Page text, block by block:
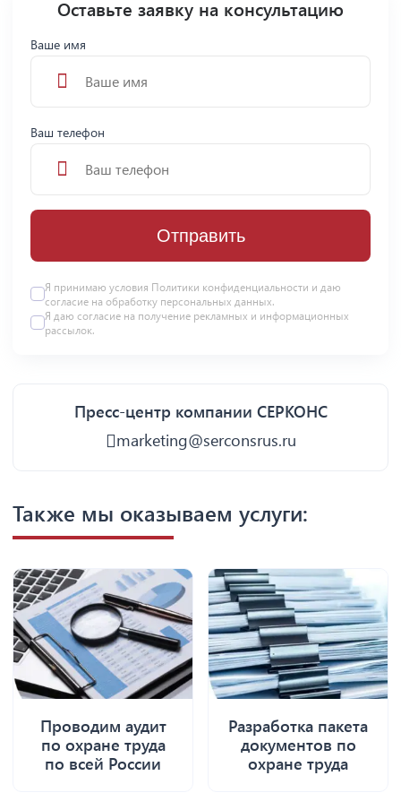
Оставьте заявку на консультацию
Ваше имя
Ваш телефон
Отправить
Я принимаю условия Политики конфиденциальности и даю
согласие на обработку персональных данных.
Я даю согласие на получение рекламных и информационных
рассылок.
Пресс-центр компании СЕРКОНС
marketing@serconsrus.ru
Также мы оказываем услуги:
Проводим аудит
по охране труда
по всей России
Разработка пакета
документов по
охране труда